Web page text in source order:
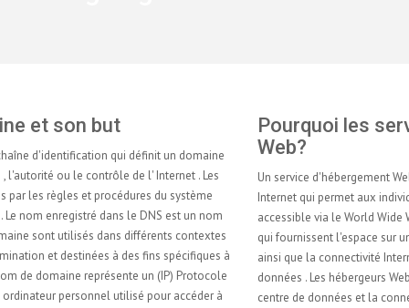
Pourquoi les services d'hébergement
Web?
Un service d'hébergement Web est un type de service d'hébergement
Internet qui permet aux individus et aux organisations de rendre leur site
accessible via le World Wide Web . Les Hébergeurs Web sont des sociétés
qui fournissent l'espace sur un serveur pour une utilisation par les clients ,
ainsi que la connectivité Internet , généralement dans un centre de
données . Les hébergeurs Web peuvent également offrir un espace de
centre de données et la connectivité à l' Internet pour d'autres serveurs